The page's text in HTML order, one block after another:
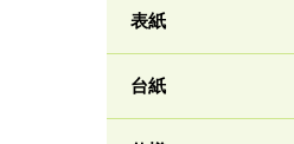
表紙
台紙